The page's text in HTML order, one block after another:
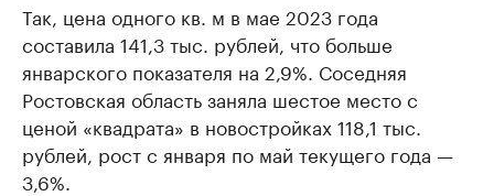
Так, цена одного кв. м в мае 2023 года
составила 141,3 тыс. рублей, что больше
январского показателя на 2,9%. Соседняя
Ростовская область заняла шестое место с
ценой «квадрата» в новостройках 118,1 тыс.
рублей, рост с января по май текущего года —
3,6%.